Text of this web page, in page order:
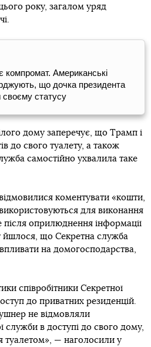
року, загалом уряд
Американські
що дочка президента
своєму статусу
дому заперечує, що Трамп і
до свого туалету, а також
самостійно ухвалила таке
коментувати «кошти,
для виконання
після оприлюднення інформації
йшлося, що Секретна служба
на домогосподарства,
співробітники Секретної
до приватних резиденцій.
не відмовляли
служби в доступі до свого дому,
туалетом», — наголосили у